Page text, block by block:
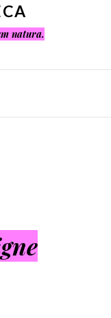
natura.